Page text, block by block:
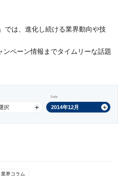
では、進化し続ける業界動向や技
ペーン情報までタイムリーな話題
択
Date
2014年12月
業界コラム